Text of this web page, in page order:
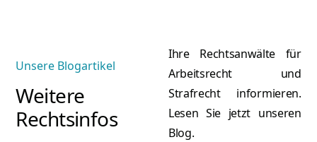
Unsere Blogartikel
Weitere
Rechtsinfos
Ihre Rechtsanwälte für
Arbeitsrecht und
Strafrecht informieren.
Lesen Sie jetzt unseren
Blog.